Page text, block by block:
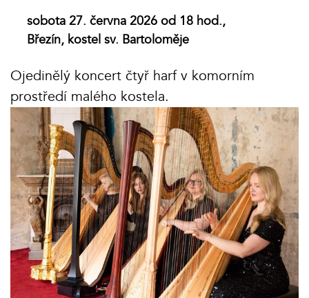
sobota 27. června 2026 od 18 hod.,
Březín, kostel sv. Bartoloměje
Ojedinělý koncert čtyř harf v komorním
prostředí malého kostela.